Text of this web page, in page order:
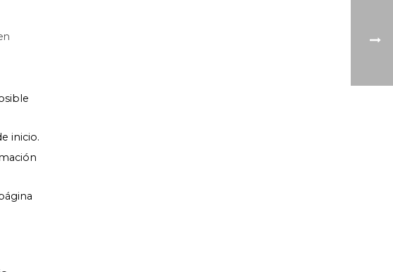
inicio.